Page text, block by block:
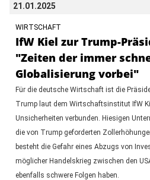
21.01.2025
WIRTSCHAFT
IfW Kiel zur Trump-
"Zeiten der immer
Globalisierung vorbei"
Für die deutsche Wirtschaft ist die
Trump laut dem Wirtschaftsinstitut IfW
Unsicherheiten verbunden. Hiesigen
die von Trump geforderten
besteht die Gefahr eines Abzugs von
möglicher Handelskrieg zwischen den
ebenfalls schwere Folgen haben.